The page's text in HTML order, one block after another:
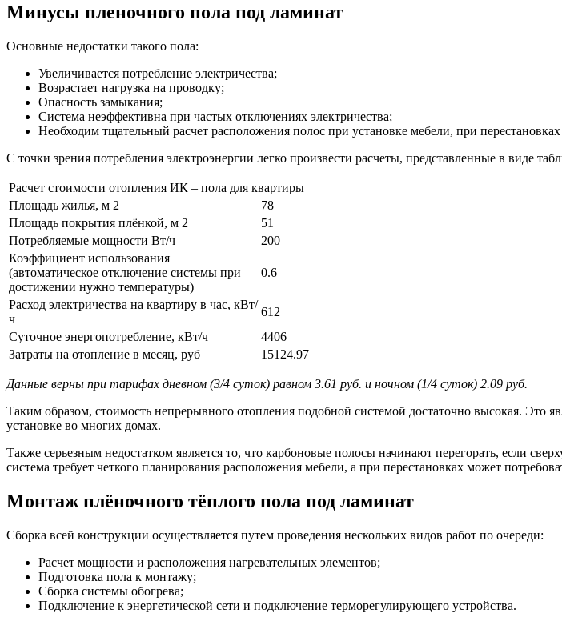
Минусы пленочного пола под ламинат
Основные недостатки такого пола:
Увеличивается потребление электричества;
Возрастает нагрузка на проводку;
Опасность замыкания;
Система неэффективна при частых отключениях электричества;
Необходим тщательный расчет расположения полос при установке мебели, при
С точки зрения потребления электроэнергии легко произвести расчеты, представленные в виде
Расчет стоимости отопления ИК – пола для квартиры
Площадь жилья, м 2
78
Площадь покрытия плёнкой, м 2
51
Потребляемые мощности Вт/ч
200
Коэффициент использования
(автоматическое отключение системы при
достижении нужно температуры)
0.6
Расход электричества на квартиру в час, кВт/
ч
612
Суточное энергопотребление, кВт/ч
4406
Затраты на отопление в месяц, руб
15124.97
Данные верны при тарифах дневном (3/4 суток) равном 3.61 руб. и ночном (1/4 суток) 2.09 руб.
Таким образом, стоимость непрерывного отопления подобной системой достаточно высокая. Это
установке во многих домах.
Также серьезным недостатком является то, что карбоновые полосы начинают перегорать, если
система требует четкого планирования расположения мебели, а при перестановках может
Монтаж плёночного тёплого пола под ламинат
Сборка всей конструкции осуществляется путем проведения нескольких видов работ по очереди:
Расчет мощности и расположения нагревательных элементов;
Подготовка пола к монтажу;
Сборка системы обогрева;
Подключение к энергетической сети и подключение терморегулирующего устройства.